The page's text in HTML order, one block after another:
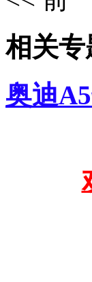
相关专
奥迪